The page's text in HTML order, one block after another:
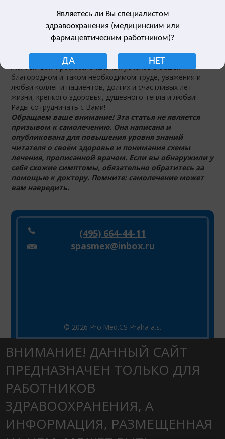
Поздравляем Вас с Днем медицинского работника!
Желаем Вам профессиональных успехов в вашем
благородном и таком необходимом труде, уважения и
любви коллег и пациентов, долгих и счастливых лет
жизни, крепкого здоровья, душевного тепла и любви!
Рады сотрудничать с Вами!
Обращаем ваше внимание! Эта статья не является
призывом к самолечению. Она написана и
опубликована для повышения уровня знаний
читателя о своём здоровье и понимания схемы
лечения, прописанной врачом. Если вы обнаружили у
себя схожие симптомы, обязательно обратитесь за
помощью к доктору. Помните: самолечение может
вам навредить.
(495) 664-44-11
spasmex@inbox.ru
© 2026 Pro.Med.CS Praha a.s.
Являетесь ли Вы специалистом
здравоохранения (медицинским или
фармацевтическим работником)?
ДА НЕТ
ВНИМАНИЕ! ДАННЫЙ САЙТ
ПРЕДНАЗНАЧЕН ТОЛЬКО ДЛЯ
РАБОТНИКОВ
ЗДРАВООХРАНЕНИЯ, А
ИНФОРМАЦИЯ, РАЗМЕЩЕННАЯ